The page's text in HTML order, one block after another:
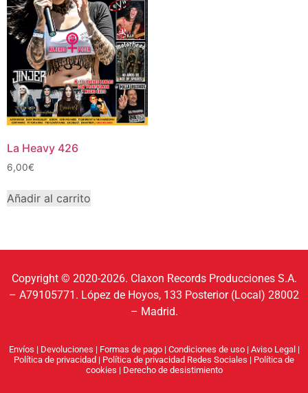
La Heavy 426
6,00€
Añadir al carrito
Copyright © 2020-2026. Claxon Records Producciones S.A.
– A79105771. López de Hoyos, 133 Posterior (Local) 28002
– Madrid.
Envíos | Devoluciones | Formas de pago| Condiciones de uso| Aviso Legal |
Política de privacidad | Política de privacidad Redes Sociales | Política de
cookies | Derecho de desistimiento